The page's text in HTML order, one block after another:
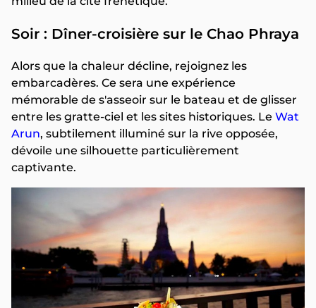
Soir : Dîner-croisière sur le Chao Phraya
Alors que la chaleur décline, rejoignez les
embarcadères. Ce sera une expérience
mémorable de s'asseoir sur le bateau et de glisser
entre les gratte-ciel et les sites historiques. Le Wat
Arun, subtilement illuminé sur la rive opposée,
dévoile une silhouette particulièrement
captivante.